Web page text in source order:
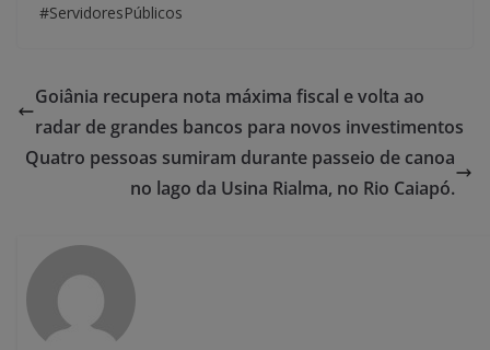
#ServidoresPúblicos
Goiânia recupera nota máxima fiscal e volta ao
radar de grandes bancos para novos investimentos
Quatro pessoas sumiram durante passeio de canoa
no lago da Usina Rialma, no Rio Caiapó.